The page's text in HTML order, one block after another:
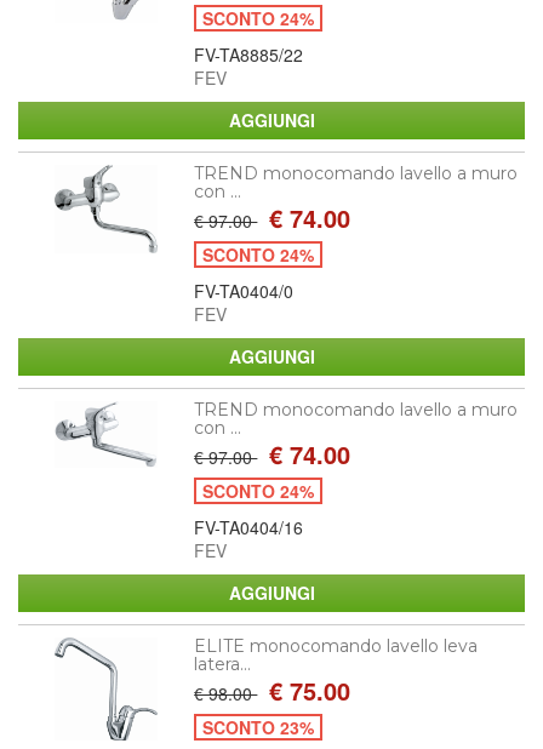
SCONTO 24%
FV-TA8885/22
FEV
TREND monocomando lavello a muro
con ...
€ 97.00 € 74.00
SCONTO 24%
FV-TA0404/0
FEV
TREND monocomando lavello a muro
con ...
€ 97.00 € 74.00
SCONTO 24%
FV-TA0404/16
FEV
ELITE monocomando lavello leva
latera...
€ 98.00 € 75.00
SCONTO 23%